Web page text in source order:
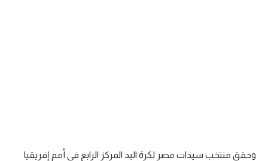
وحقق منتخب سيدات مصر لكرة اليد المركز الرابع في أمم إفريقيا